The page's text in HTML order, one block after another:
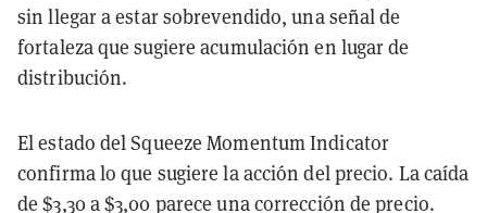
sin llegar a estar sobrevendido, una señal de
fortaleza que sugiere acumulación en lugar de
distribución.
El estado del Squeeze Momentum Indicator
confirma lo que sugiere la acción del precio. La caída
de $3,30 a $3,00 parece una corrección de precio.